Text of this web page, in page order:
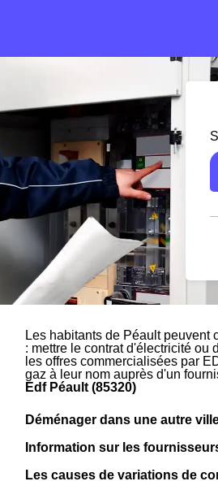
Les habitants de Péault
: mettre le contrat d'électricité ou
les offres commercialisées par
gaz à leur nom auprès d'un
Edf Péault (85320)
Déménager dans une autre
Information sur les
Les causes de variations de